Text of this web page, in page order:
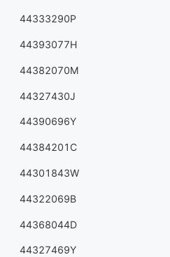
44333290P
44393077H
44382070M
44327430J
44390696Y
44384201C
44301843W
44322069B
44368044D
44327469Y